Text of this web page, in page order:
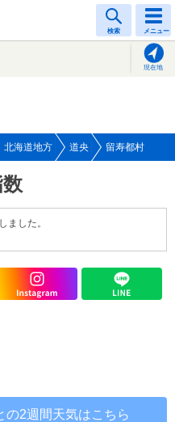
検索 メニュー
現在地
北海道地方 道央 留寿都村
ました。
の2週間天気はこちら